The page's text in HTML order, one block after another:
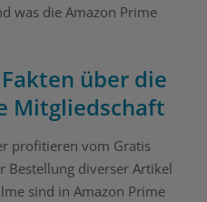
was die Amazon Prime
über die
Mitgliedschaft
profitieren vom Gratis
Bestellung diverser Artikel
sind in Amazon Prime